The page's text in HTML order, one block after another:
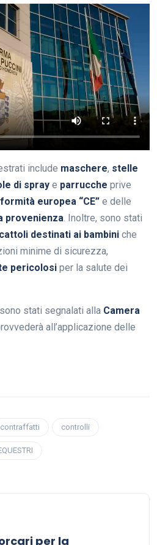
include maschere, stelle
di spray e parrucche prive
europea “CE” e delle
provenienza . Inoltre, sono stati
destinati ai bambini che
minime di sicurezza,
pericolosi per la salute dei
sono stati segnalati alla Camera
all’applicazione delle
contraffatti controlli
per la